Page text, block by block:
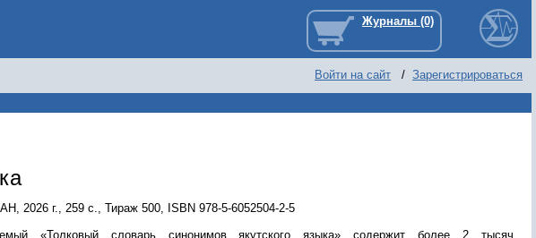
Войти на сайт / Зарегистрироваться
, 2026 г., 259 с., Тираж 500, ISBN 978-5-6052504-2-5
«Толковый словарь синонимов якутского языка» содержит более 2 тысяч